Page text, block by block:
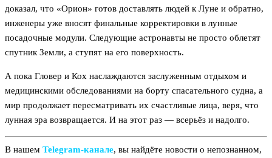
доказал, что «Орион» готов доставлять людей к Луне и обратно,
инженеры уже вносят финальные корректировки в лунные
посадочные модули. Следующие астронавты не просто облетят
спутник Земли, а ступят на его поверхность.
А пока Гловер и Кох наслаждаются заслуженным отдыхом и
медицинскими обследованиями на борту спасательного судна, а
мир продолжает пересматривать их счастливые лица, веря, что
лунная эра возвращается. И на этот раз — всерьёз и надолго.
В нашем Telegram‑канале, вы найдёте новости о непознанном,